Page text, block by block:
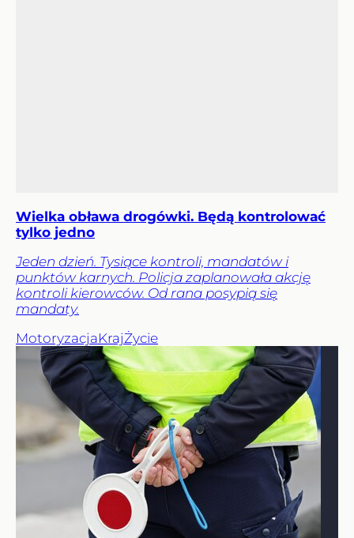
Wielka obława drogówki. Będą kontrolować
tylko jedno
Jeden dzień. Tysiące kontroli, mandatów i
punktów karnych. Policja zaplanowała akcję
kontroli kierowców. Od rana posypią się
mandaty.
MotoryzacjaKrajŻycie